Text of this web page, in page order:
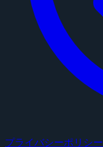
プライバシーポリシー